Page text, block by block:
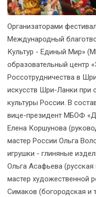
Организаторами
Международный
Культур - Единый Мир»
образовательный центр
Россотрудничества в
искусств Шри-Ланки при
культуры России. В
вице-президент МБОФ
Елена Коршунова
мастер России Ольга
игрушки - глиняные
Ольга Асафьева
мастер художественной
Симаков (богородская и